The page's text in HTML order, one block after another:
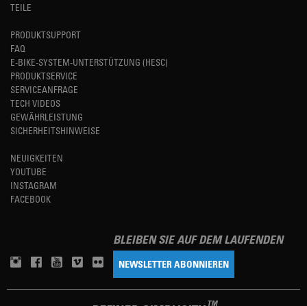
TEILE
PRODUKTSUPPORT
FAQ
E-BIKE-SYSTEM-UNTERSTÜTZUNG (HESC)
PRODUKTSERVICE
SERVICEANFRAGE
TECH VIDEOS
GEWÄHRLEISTUNG
SICHERHEITSHINWEISE
NEUIGKEITEN
YOUTUBE
INSTAGRAM
FACEBOOK
BLEIBEN SIE AUF DEM LAUFENDEN
NEWSLETTER ABONNIEREN
TM